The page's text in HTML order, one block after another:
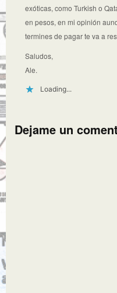
exóticas, como Turkish o
en pesos, en mi opinión
termines de pagar te va a
Saludos,
Ale.
Loading...
Dejame un